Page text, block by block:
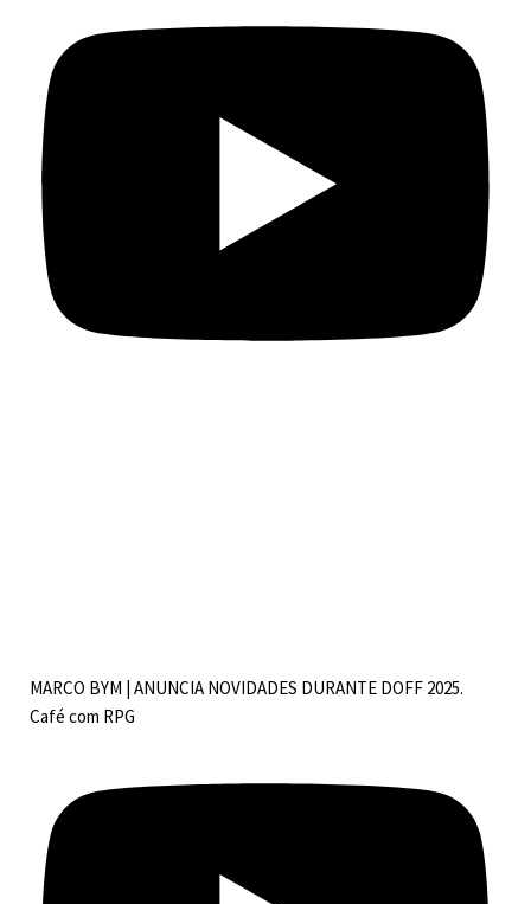
MARCO BYM | ANUNCIA NOVIDADES DURANTE DOFF 2025.
Café com RPG